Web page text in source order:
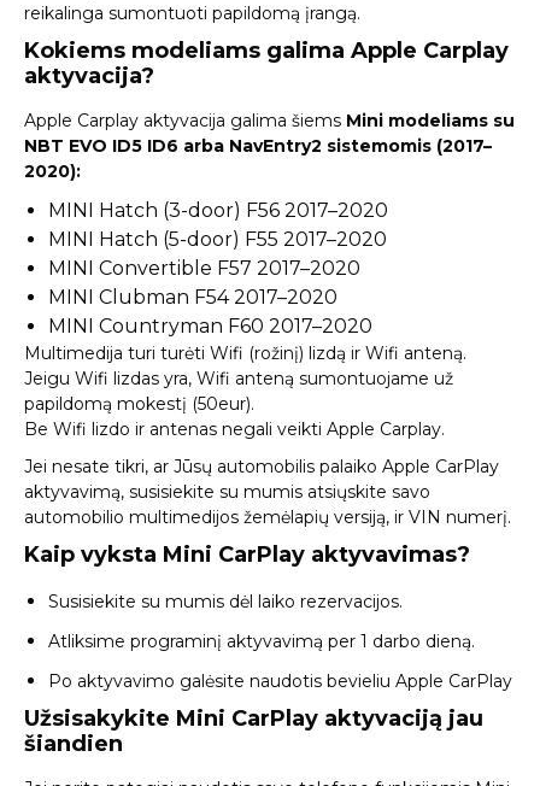
reikalinga sumontuoti papildomą įrangą.
Kokiems modeliams galima Apple Carplay
aktyvacija?
Apple Carplay aktyvacija galima šiems Mini modeliams su
NBT EVO ID5 ID6 arba NavEntry2 sistemomis (2017–
2020):
MINI Hatch (3-door) F56 2017–2020
MINI Hatch (5-door) F55 2017–2020
MINI Convertible F57 2017–2020
MINI Clubman F54 2017–2020
MINI Countryman F60 2017–2020
Multimedija turi turėti Wifi (rožinį) lizdą ir Wifi anteną.
Jeigu Wifi lizdas yra, Wifi anteną sumontuojame už
papildomą mokestį (50eur).
Be Wifi lizdo ir antenas negali veikti Apple Carplay.
Jei nesate tikri, ar Jūsų automobilis palaiko Apple CarPlay
aktyvavimą, susisiekite su mumis atsiųskite savo
automobilio multimedijos žemėlapių versiją, ir VIN numerį.
Kaip vyksta Mini CarPlay aktyvavimas?
Susisiekite su mumis dėl laiko rezervacijos.
Atliksime programinį aktyvavimą per 1 darbo dieną.
Po aktyvavimo galėsite naudotis bevieliu Apple CarPlay
Užsisakykite Mini CarPlay aktyvaciją jau
šiandien